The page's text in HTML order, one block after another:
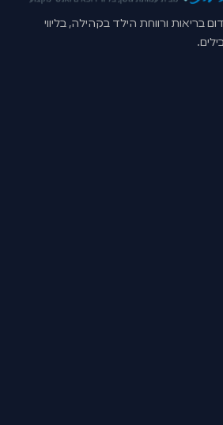
בריאות ורווחת הילד בקהילה, בליווי